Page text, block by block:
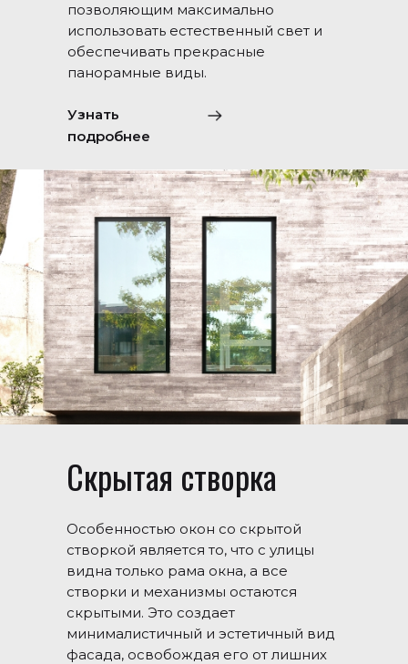
позволяющим максимально
использовать естественный свет и
обеспечивать прекрасные
панорамные виды.
Узнать
подробнее
Скрытая створка
Особенностью окон со скрытой
створкой является то, что с улицы
видна только рама окна, а все
створки и механизмы остаются
скрытыми. Это создает
минималистичный и эстетичный вид
фасада, освобождая его от лишних